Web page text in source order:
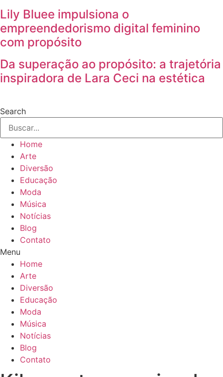
Lily Bluee impulsiona o
empreendedorismo digital feminino
com propósito
Da superação ao propósito: a trajetória
inspiradora de Lara Ceci na estética
Search
Home
Arte
Diversão
Educação
Moda
Música
Notícias
Blog
Contato
Menu
Home
Arte
Diversão
Educação
Moda
Música
Notícias
Blog
Contato